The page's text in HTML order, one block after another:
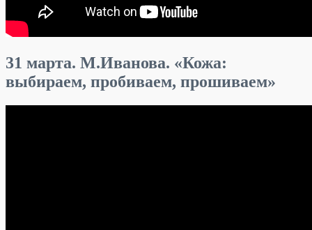
31 марта. М.Иванова. «Кожа:
выбираем, пробиваем, прошиваем»